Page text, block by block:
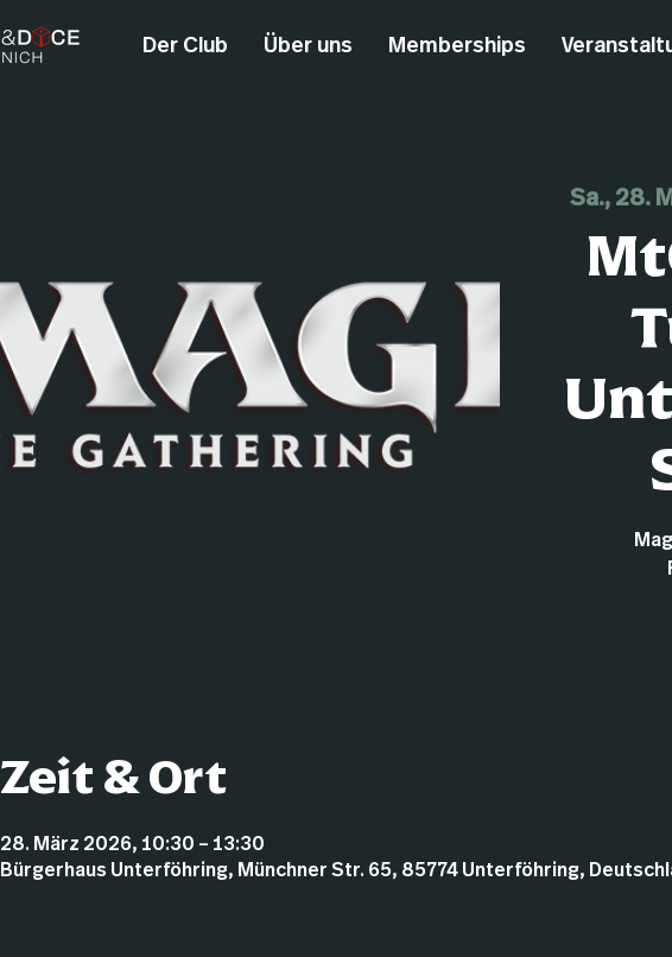
Der Club Über uns Memberships
Sa., 28.
Zeit & Ort
28. März 2026, 10:30 – 13:30
Bürgerhaus Unterföhring, Münchner Str. 65, 85774 Unterföhring,